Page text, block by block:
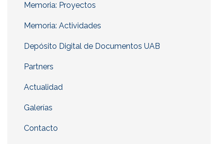
Memoria: Proyectos
Memoria: Actividades
Depósito Digital de Documentos UAB
Partners
Actualidad
Galerías
Contacto